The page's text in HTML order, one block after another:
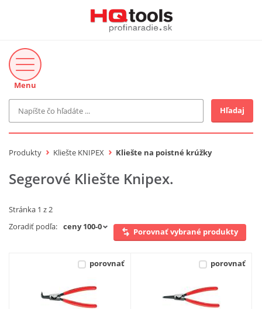
Značka
Makita-Záhrada
Bosch Profi
Bosch
Proxxon Industrial
Stihl
Cena do
novinka v ponuke
Hľadaj
Menu
Produkty Kliešte KNIPEX Kliešte na poistné krúžky
Segerové Kliešte Knipex.
Stránka 1 z 2
Zoradiť podľa:
Porovnať vybrané produkty
porovnať porovnať